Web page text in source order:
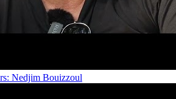
Nedjim Bouizzoul